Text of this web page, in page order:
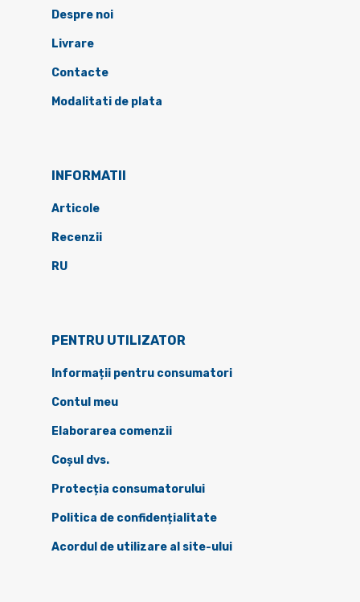
Despre noi
Livrare
Contacte
Modalitati de plata
INFORMATII
Articole
Recenzii
RU
PENTRU UTILIZATOR
Informații pentru consumatori
Contul meu
Elaborarea comenzii
Coșul dvs.
Protecția consumatorului
Politica de confidențialitate
Acordul de utilizare al site-ului